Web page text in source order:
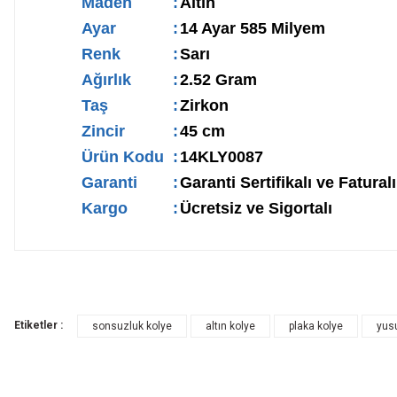
Ayar
: 14 Ayar 585 Milyem
Renk
:Sarı
Ağırlık
:2.52 Gram
Taş
:Zirkon
Zincir
:45 cm
Ürün Kodu : 14KLY0087
Garanti
:Garanti Sertifikalı ve Faturalı
Kargo
: Ücretsiz ve Sigortalı
Etiketler : sonsuzluk kolye altın kolye plaka kolye